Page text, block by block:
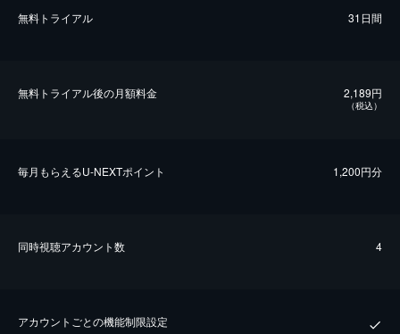
無料トライアル 31日間
無料トライアル後の⽉額料金 2,189円
（税込）
毎⽉もらえるU-NEXTポイント 1,200円分
同時視聴アカウント数 4
アカウントごとの機能制限設定